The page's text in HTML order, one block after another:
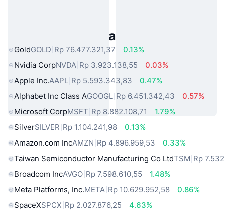
Aset Dunia Nyata Populer
GoldGOLD Rp 76.477.321,37
0.13%
Nvidia CorpNVDA Rp 3.923.138,55
0.03%
Apple Inc.AAPL Rp 5.593.343,83
0.47%
Alphabet Inc Class AGOOGL Rp 6.451.342,43
0.57%
Microsoft CorpMSFT Rp 8.882.108,71
1.79%
SilverSILVER Rp 1.104.241,98
0.13%
Amazon.com IncAMZN Rp 4.896.959,53
0.33%
Taiwan Semiconductor Manufacturing Co LtdTSM Rp
Broadcom IncAVGO Rp 7.598.610,55
1.48%
Meta Platforms, Inc.META Rp 10.629.952,58
0.86%
SpaceXSPCX Rp 2.027.876,25
4.63%